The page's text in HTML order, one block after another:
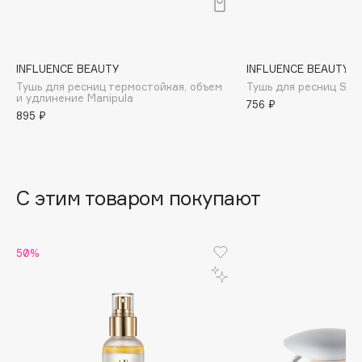
Baffy
Balmain Hair Couture
ЭКСКЛЮЗИВ
Banderas
Beauty Pati
beautyblender
Beverly Hills Polo Club
INFLUENCE BEAUTY
Тушь для ресниц термостойкая, объем
и удлинение Manipula
895 ₽
INFLUENCE BEAUTY
Тушь для ресниц
756 ₽
С этим товаром покупают
50%